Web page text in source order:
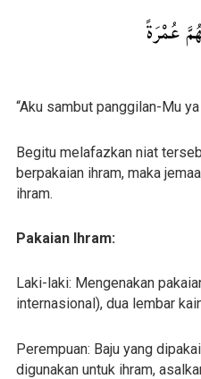
عُمْرَةً
“Aku sambut panggilan-Mu
Begitu melafazkan niat
berpakaian ihram, maka
ihram.
Pakaian Ihram:
Laki-laki: Mengenakan
internasional), dua lembar
Perempuan: Baju yang
digunakan untuk ihram,